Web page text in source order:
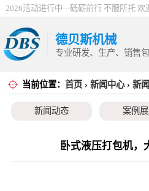
德贝斯机械
专业研发、生产、销售
当前位置： 首页 › 新闻中心› 新
新闻动态 案例
卧式液压打包机，
30吨电控打包机
100吨电控打包机
巴西服装打包机